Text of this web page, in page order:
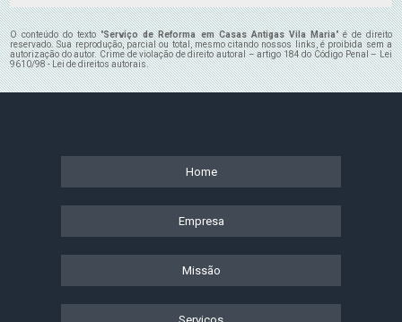
O conteúdo do texto "Serviço de Reforma em Casas Antigas Vila Maria" é de direito
reservado. Sua reprodução, parcial ou total, mesmo citando nossos links, é proibida sem a
autorização do autor. Crime de violação de direito autoral – artigo 184 do Código Penal –Lei
9610/98 - Lei de direitos autorais.
Home
Empresa
Missão